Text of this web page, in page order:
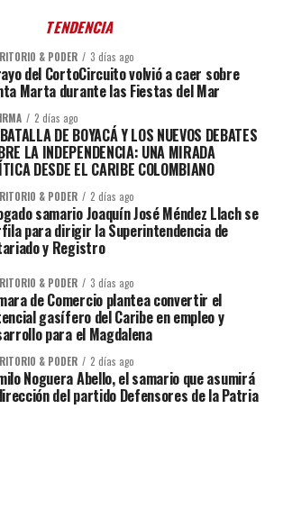
TENDENCIA
& PODER 3 días ago
del CortoCircuito volvió a caer sobre
Marta durante las Fiestas del Mar
2 días ago
DE BOYACÁ Y LOS NUEVOS DEBATES
LA INDEPENDENCIA: UNA MIRADA
DESDE EL CARIBE COLOMBIANO
& PODER 2 días ago
samario Joaquín José Méndez Llach se
para dirigir la Superintendencia de
y Registro
& PODER 3 días ago
de Comercio plantea convertir el
gasífero del Caribe en empleo y
para el Magdalena
& PODER 2 días ago
Noguera Abello, el samario que asumirá
del partido Defensores de la Patria